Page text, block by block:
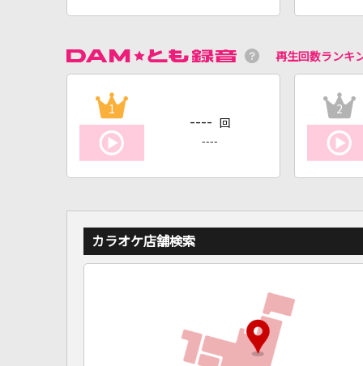
再生回数ランキ
1
---- 回
----
2
カラオケ店舗検索